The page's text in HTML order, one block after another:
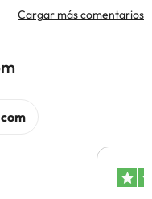
Cargar más comentarios